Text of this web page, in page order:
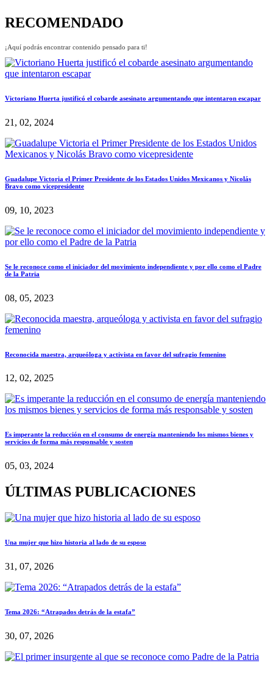
RECOMENDADO
¡Aquí podrás encontrar contenido pensado para ti!
Victoriano Huerta justificó el cobarde asesinato argumentando que intentaron escapar
21, 02, 2024
Guadalupe Victoria el Primer Presidente de los Estados Unidos Mexicanos y Nicolás
Bravo como vicepresidente
09, 10, 2023
Se le reconoce como el iniciador del movimiento independiente y por ello como el Padre
de la Patria
08, 05, 2023
Reconocida maestra, arqueóloga y activista en favor del sufragio femenino
12, 02, 2025
Es imperante la reducción en el consumo de energía manteniendo los mismos bienes y
servicios de forma más responsable y sosten
05, 03, 2024
ÚLTIMAS PUBLICACIONES
Una mujer que hizo historia al lado de su esposo
31, 07, 2026
Tema 2026: “Atrapados detrás de la estafa”
30, 07, 2026